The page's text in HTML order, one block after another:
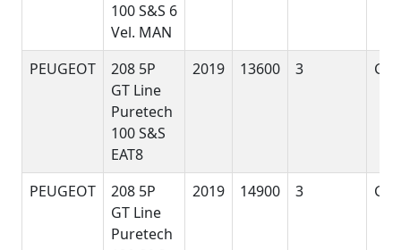
100 S&S 6
Vel. MAN
PEUGEOT
208 5P
GT Line
Puretech
100 S&S
EAT8
2019 13600 3 G
PEUGEOT
208 5P
GT Line
Puretech
2019 14900 3 G